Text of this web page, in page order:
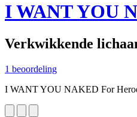
I WANT YOU
Verkwikkende
1 beoordeling
I WANT YOU NAKED For